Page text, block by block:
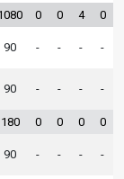
0 0 4 0
90 - - - -
90 - - - -
180 0 0 0 0
90 - - - -